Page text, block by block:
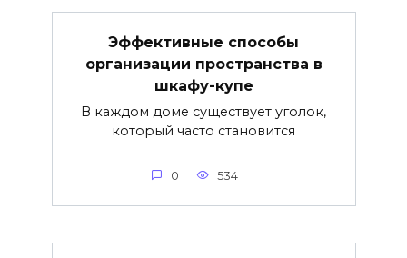
Эффективные способы
организации пространства в
шкафу-купе
В каждом доме существует уголок,
который часто становится
0 534